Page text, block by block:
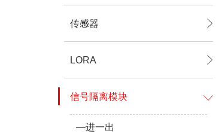
传感器
LORA
信号隔离模块
—进一出